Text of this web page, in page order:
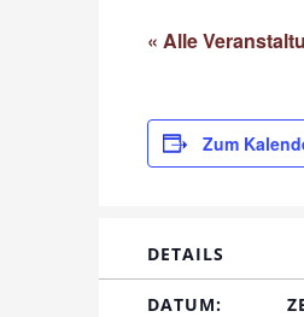
« Alle
Zum
DETAILS
DATUM: